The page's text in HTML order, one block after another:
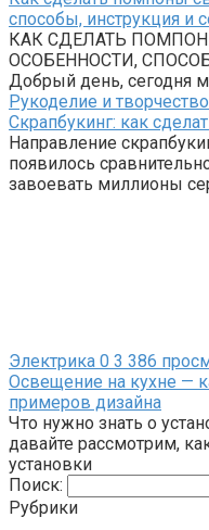
способы, инструкция и
КАК СДЕЛАТЬ
ОСОБЕННОСТИ,
Добрый день, сегодня
Рукоделие и творчество
Скрапбукинг: как
Направление
появилось
завоевать миллионы
Электрика 0 3 386
Освещение на кухне —
примеров дизайна
Что нужно знать о
давайте рассмотрим,
установки
Поиск:
Рубрики